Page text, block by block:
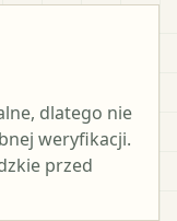
dlatego nie
weryfikacji.
przed